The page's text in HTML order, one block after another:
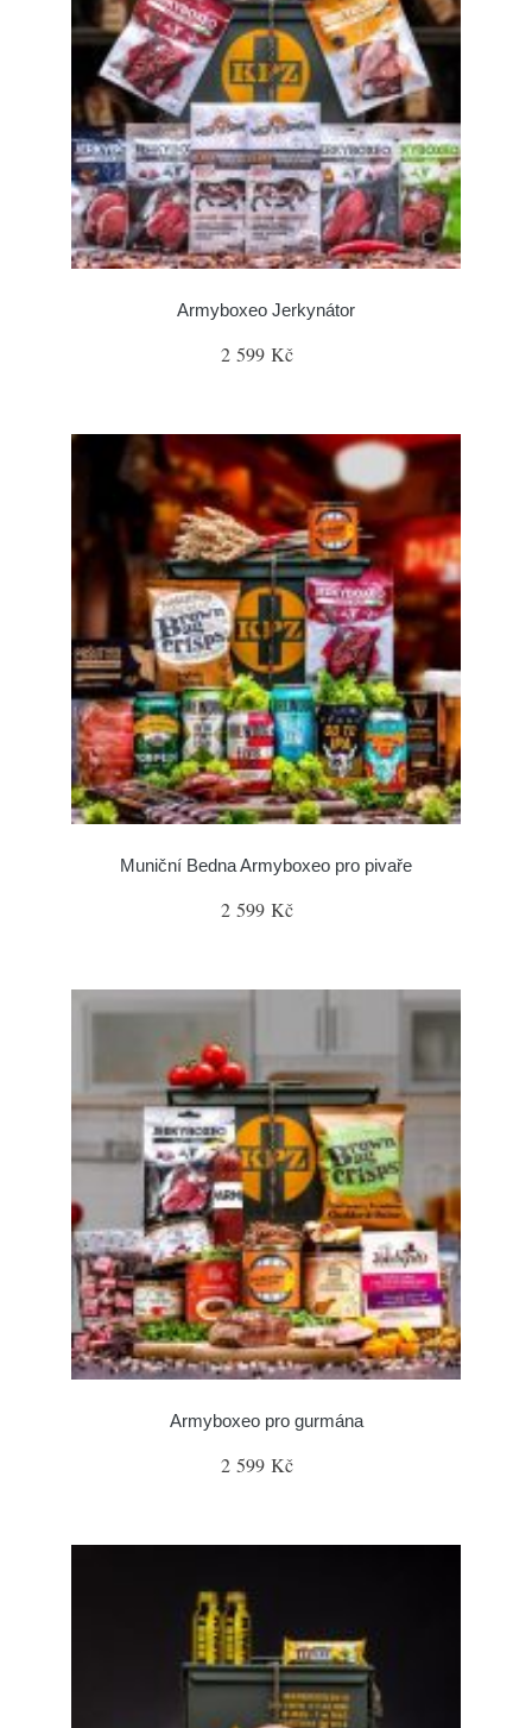
Armyboxeo Jerkynátor
2 599 Kč
Muniční Bedna Armyboxeo pro pivaře
2 599 Kč
Armyboxeo pro gurmána
2 599 Kč